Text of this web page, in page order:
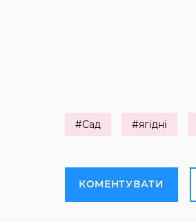
#Сад #ягідні
КОМЕНТУВАТИ